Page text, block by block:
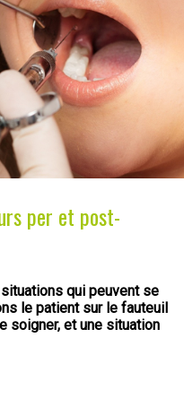
per et post-
qui peuvent se
le patient sur le fauteuil
soigner, et une situation